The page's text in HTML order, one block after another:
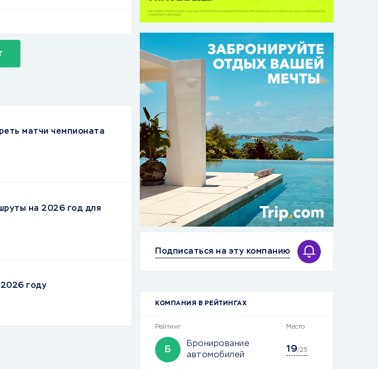
матчи чемпионата
на 2026 год для
году
Подписаться на эту компанию
КОМПАНИЯ В РЕЙТИНГАХ
Рейтинг Место
Б
Бронирование
автомобилей
19/25